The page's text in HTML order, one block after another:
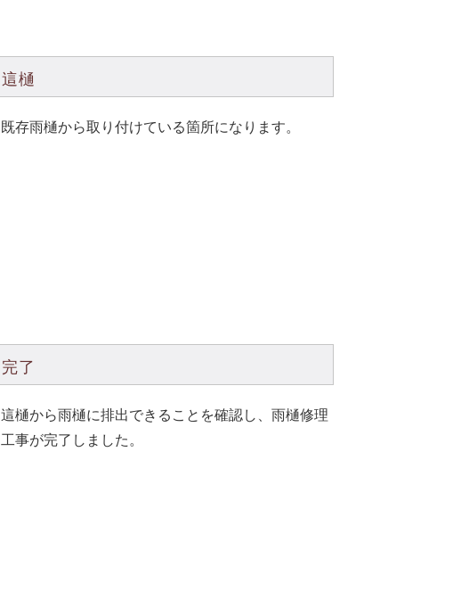
這樋
既存雨樋から取り付けている箇所になります。
完了
這樋から雨樋に排出できることを確認し、雨樋修理
工事が完了しました。